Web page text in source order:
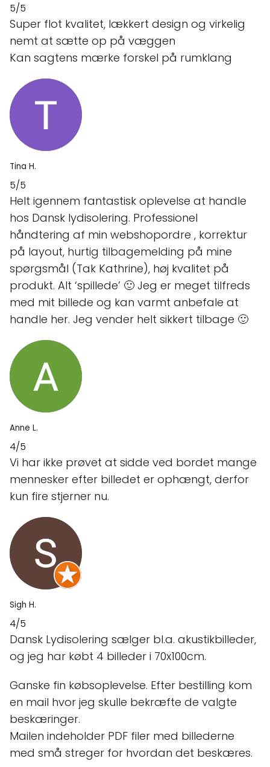
5/5
Super flot kvalitet, lækkert design og virkelig
nemt at sætte op på væggen
Kan sagtens mærke forskel på rumklang
Tina H.
5/5
Helt igennem fantastisk oplevelse at handle
hos Dansk lydisolering. Professionel
håndtering af min webshopordre , korrektur
på layout, hurtig tilbagemelding på mine
spørgsmål (Tak Kathrine), høj kvalitet på
produkt. Alt ‘spillede’ 🙂 Jeg er meget tilfreds
med mit billede og kan varmt anbefale at
handle her. Jeg vender helt sikkert tilbage 🙂
Anne L.
4/5
Vi har ikke prøvet at sidde ved bordet mange
mennesker efter billedet er ophængt, derfor
kun fire stjerner nu.
Sigh H.
4/5
Dansk Lydisolering sælger bl.a. akustikbilleder,
og jeg har købt 4 billeder i 70x100cm.
Ganske fin købsoplevelse. Efter bestilling kom
en mail hvor jeg skulle bekræfte de valgte
beskæringer.
Mailen indeholder PDF filer med billederne
med små streger for hvordan det beskæres.